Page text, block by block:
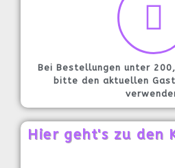
Bei Bestellungen unter
bitte den aktuellen
Hier geht's zu den